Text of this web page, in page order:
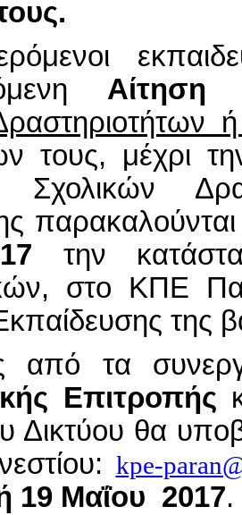
Αίτηση
τους, μέχρι
Σχολικών
την
στο ΚΠΕ
της
από τα
Επιτροπής
Δικτύου θα
kpe-
19 Μαΐου 2017.